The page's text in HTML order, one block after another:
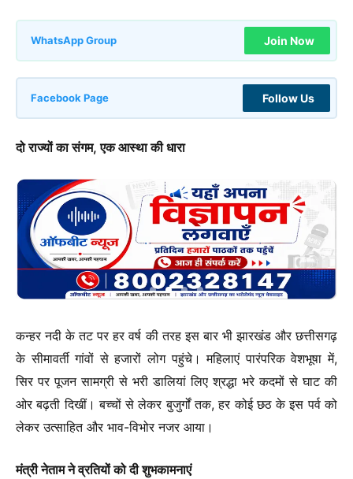
WhatsApp Group Join Now
Facebook Page Follow Us
दो राज्यों का संगम, एक आस्था की धारा
कन्हर नदी के तट पर हर वर्ष की तरह इस बार भी झारखंड और छत्तीसगढ़
के सीमावर्ती गांवों से हजारों लोग पहुंचे। महिलाएं पारंपरिक वेशभूषा में,
सिर पर पूजन सामग्री से भरी डालियां लिए श्रद्धा भरे कदमों से घाट की
ओर बढ़ती दिखीं। बच्चों से लेकर बुजुर्गों तक, हर कोई छठ के इस पर्व को
लेकर उत्साहित और भाव-विभोर नजर आया।
मंत्री नेताम ने व्रतियों को दी शुभकामनाएं